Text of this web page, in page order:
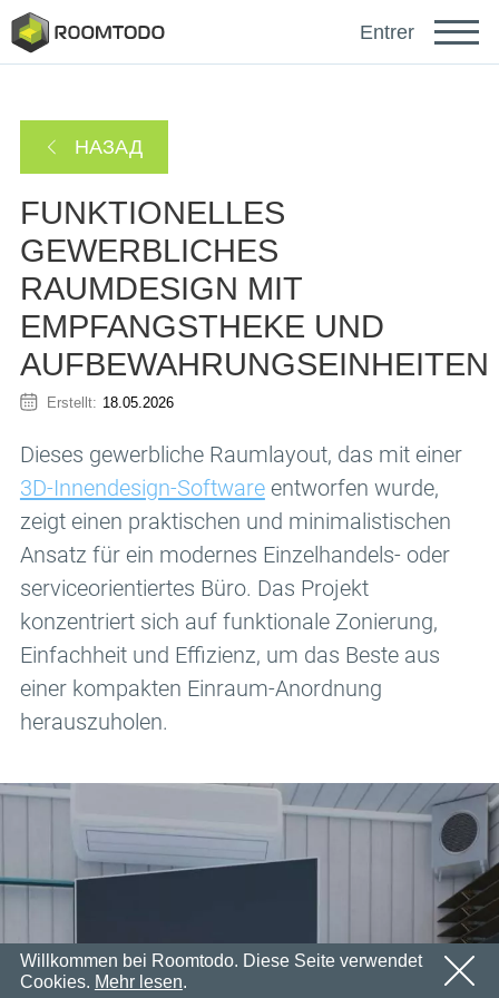
sich anmelden mit
oder
Email
Passwort
OK
Anmeldung
Danke für die Registrierung
Wir werden in Kürze eine E-Mail mit einem
Bestätigungslink senden.
Bitte folgen Sie dem Link in der E-Mail, um Ihr Konto zu
aktivieren
OK
Ein Link zur Passwortwiederherstellung wurde an
Ihre E-Mail-Adresse gesendet.
OK
Entrer
НАЗАД
FUNKTIONELLES
GEWERBLICHES
RAUMDESIGN MIT
EMPFANGSTHEKE UND
AUFBEWAHRUNGSEINHEITEN
Erstellt: 18.05.2026
Dieses gewerbliche Raumlayout, das mit einer
3D-Innendesign-Softwareentworfen wurde,
zeigt einen praktischen und minimalistischen
Ansatz für ein modernes Einzelhandels- oder
serviceorientiertes Büro. Das Projekt
konzentriert sich auf funktionale Zonierung,
Einfachheit und Effizienz, um das Beste aus
einer kompakten Einraum-Anordnung
herauszuholen.
Willkommen bei Roomtodo. Diese Seite verwendet
Cookies. Mehr lesen.